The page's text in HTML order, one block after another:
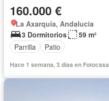
160.000 €
La Axarquía, Andalucía
3 Dormitorios
59 m²
Parrilla
Patio
Hace 1 semana, 3 días en Fotocasa